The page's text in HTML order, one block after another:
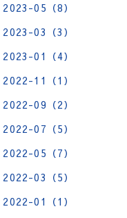
2023-05（8）
2023-03（3）
2023-01（4）
2022-11（1）
2022-09（2）
2022-07（5）
2022-05（7）
2022-03（5）
2022-01（1）